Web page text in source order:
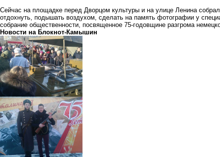
Сейчас на площадке перед Дворцом культуры и на улице Ленина
отдохнуть, подышать воздухом, сделать на память фотографии у
собрание общественности, посвященное 75-годовщине разгрома
Новости на Блoкнoт-Камышин